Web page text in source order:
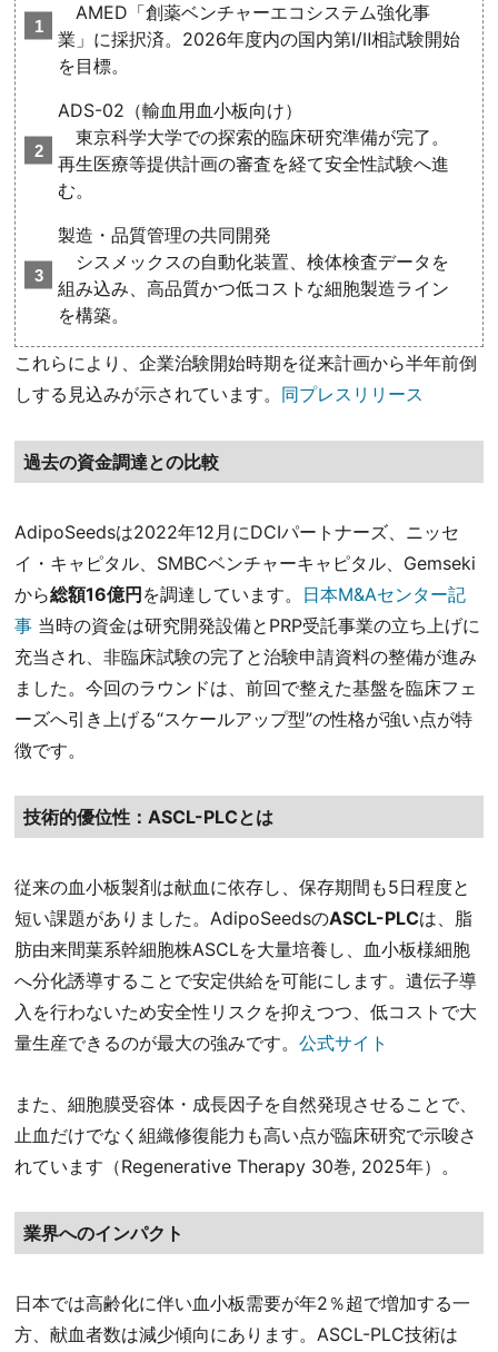
AMED「創薬ベンチャーエコシステム強化事
業」に採択済。2026年度内の国内第Ⅰ/Ⅱ相試験開始
を目標。
ADS-02（輸血用血小板向け）
東京科学大学での探索的臨床研究準備が完了。
再生医療等提供計画の審査を経て安全性試験へ進
む。
製造・品質管理の共同開発
シスメックスの自動化装置、検体検査データを
組み込み、高品質かつ低コストな細胞製造ライン
を構築。
これらにより、企業治験開始時期を従来計画から半年前倒
しする見込みが示されています。 同プレスリリース
過去の資金調達との比較
AdipoSeedsは2022年12月にDCIパートナーズ、ニッセ
イ・キャピタル、SMBCベンチャーキャピタル、Gemseki
から総額16億円を調達しています。 日本M&Aセンター記
事 当時の資金は研究開発設備とPRP受託事業の立ち上げに
充当され、非臨床試験の完了と治験申請資料の整備が進み
ました。今回のラウンドは、前回で整えた基盤を臨床フェ
ーズへ引き上げる“スケールアップ型”の性格が強い点が特
徴です。
技術的優位性：ASCL-PLCとは
従来の血小板製剤は献血に依存し、保存期間も5日程度と
短い課題がありました。AdipoSeedsのASCL-PLCは、脂
肪由来間葉系幹細胞株ASCLを大量培養し、血小板様細胞
へ分化誘導することで安定供給を可能にします。遺伝子導
入を行わないため安全性リスクを抑えつつ、低コストで大
量生産できるのが最大の強みです。公式サイト
また、細胞膜受容体・成長因子を自然発現させることで、
止血だけでなく組織修復能力も高い点が臨床研究で示唆さ
れています（Regenerative Therapy 30巻, 2025年）。
業界へのインパクト
日本では高齢化に伴い血小板需要が年2％超で増加する一
方、献血者数は減少傾向にあります。ASCL-PLC技術は